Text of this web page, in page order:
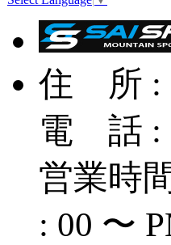
住 所 :
電 話 :
営業時
: 00 〜